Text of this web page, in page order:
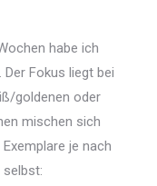
habe ich
Fokus liegt bei
goldenen oder
mischen sich
je nach